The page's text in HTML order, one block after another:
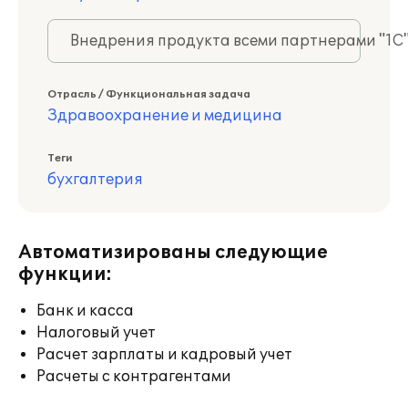
Внедрения продукта всеми партнерами
Отрасль / Функциональная задача
Здравоохранение и медицина
Теги
бухгалтерия
Автоматизированы следующие
функции:
Банк и касса
Налоговый учет
Расчет зарплаты и кадровый учет
Расчеты с контрагентами